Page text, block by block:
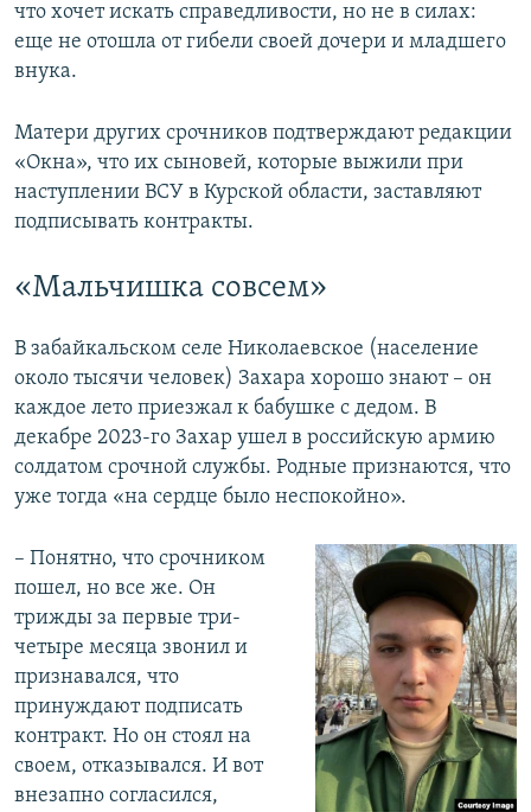
что хочет искать справедливости, но не в силах:
еще не отошла от гибели своей дочери и младшего
внука.
Матери других срочников подтверждают редакции
«Окна», что их сыновей, которые выжили при
наступлении ВСУ в Курской области, заставляют
подписывать контракты.
«Мальчишка совсем»
В забайкальском селе Николаевское (население
около тысячи человек) Захара хорошо знают – он
каждое лето приезжал к бабушке с дедом. В
декабре 2023-го Захар ушел в российскую армию
солдатом срочной службы. Родные признаются, что
уже тогда «на сердце было неспокойно».
– Понятно, что срочником
пошел, но все же. Он
трижды за первые три-
четыре месяца звонил и
признавался, что
принуждают подписать
контракт. Но он стоял на
своем, отказывался. И вот
внезапно согласился,